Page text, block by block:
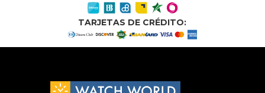
TARJETAS DE CRÉDITO: